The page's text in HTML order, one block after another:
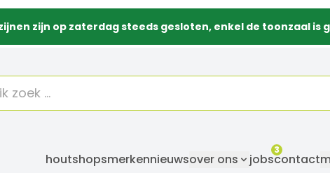
zijn op zaterdag steeds gesloten, enkel de toonzaal is
houtshopsmerkennieuwsover ons
3
jobscontact